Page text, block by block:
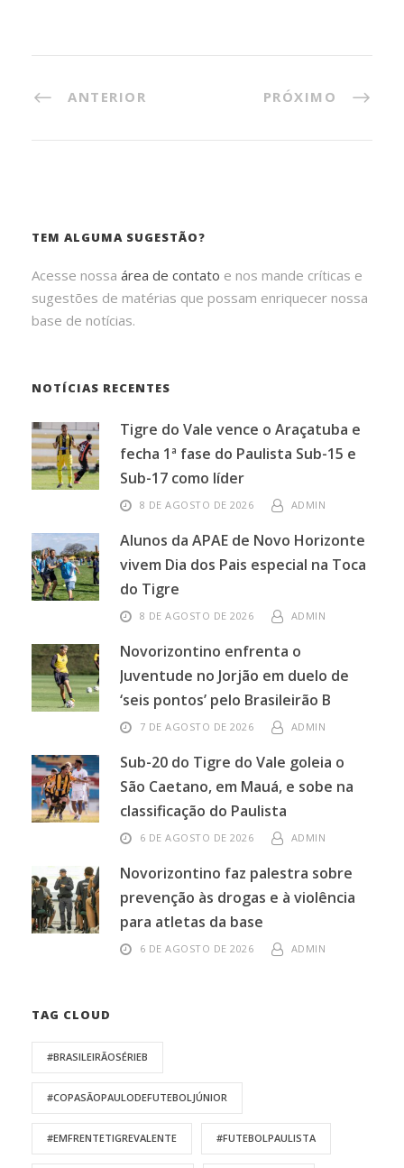
ANTERIOR PRÓXIMO
TEM ALGUMA SUGESTÃO?
Acesse nossa área de contato e nos mande críticas e
sugestões de matérias que possam enriquecer nossa
base de notícias.
NOTÍCIAS RECENTES
Tigre do Vale vence o Araçatuba e
fecha 1ª fase do Paulista Sub-15 e
Sub-17 como líder
8 DE AGOSTO DE 2026 ADMIN
Alunos da APAE de Novo Horizonte
vivem Dia dos Pais especial na Toca
do Tigre
8 DE AGOSTO DE 2026 ADMIN
Novorizontino enfrenta o
Juventude no Jorjão em duelo de
‘seis pontos’ pelo Brasileirão B
7 DE AGOSTO DE 2026 ADMIN
Sub-20 do Tigre do Vale goleia o
São Caetano, em Mauá, e sobe na
classificação do Paulista
6 DE AGOSTO DE 2026 ADMIN
Novorizontino faz palestra sobre
prevenção às drogas e à violência
para atletas da base
6 DE AGOSTO DE 2026 ADMIN
TAG CLOUD
#BRASILEIRÃOSÉRIEB
#COPASÃOPAULODEFUTEBOLJÚNIOR
#EMFRENTETIGREVALENTE #FUTEBOLPAULISTA